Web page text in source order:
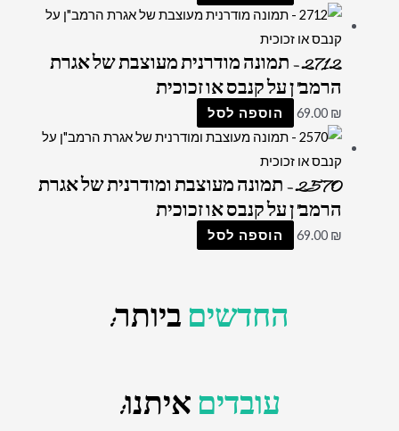
2712 – תמונה מודרנית מעוצבת של אגרת
הרמב"ן על קנבס או זכוכית
69.00 ₪ הוספה לסל
2570 – תמונה מעוצבת ומודרנית של אגרת
הרמב"ן על קנבס או זכוכית
69.00 ₪ הוספה לסל
החדשיםביותר:
עובדיםאיתנו: